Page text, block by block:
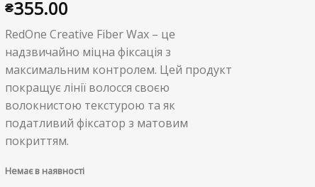
₴355.00
RedOne Creative Fiber Wax – це
надзвичайно міцна фіксація з
максимальним контролем. Цей продукт
покращує лінії волосся своєю
волокнистою текстурою та як
податливий фіксатор з матовим
покриттям.
Немає в наявності